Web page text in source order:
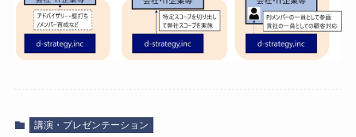
講演・プレゼンテーション